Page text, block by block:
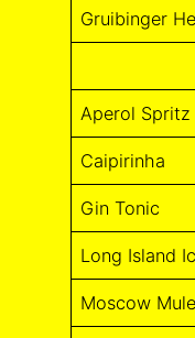
Gruibinger
Aperol Spritz
Caipirinha
Gin Tonic
Long Island
Moscow Mule